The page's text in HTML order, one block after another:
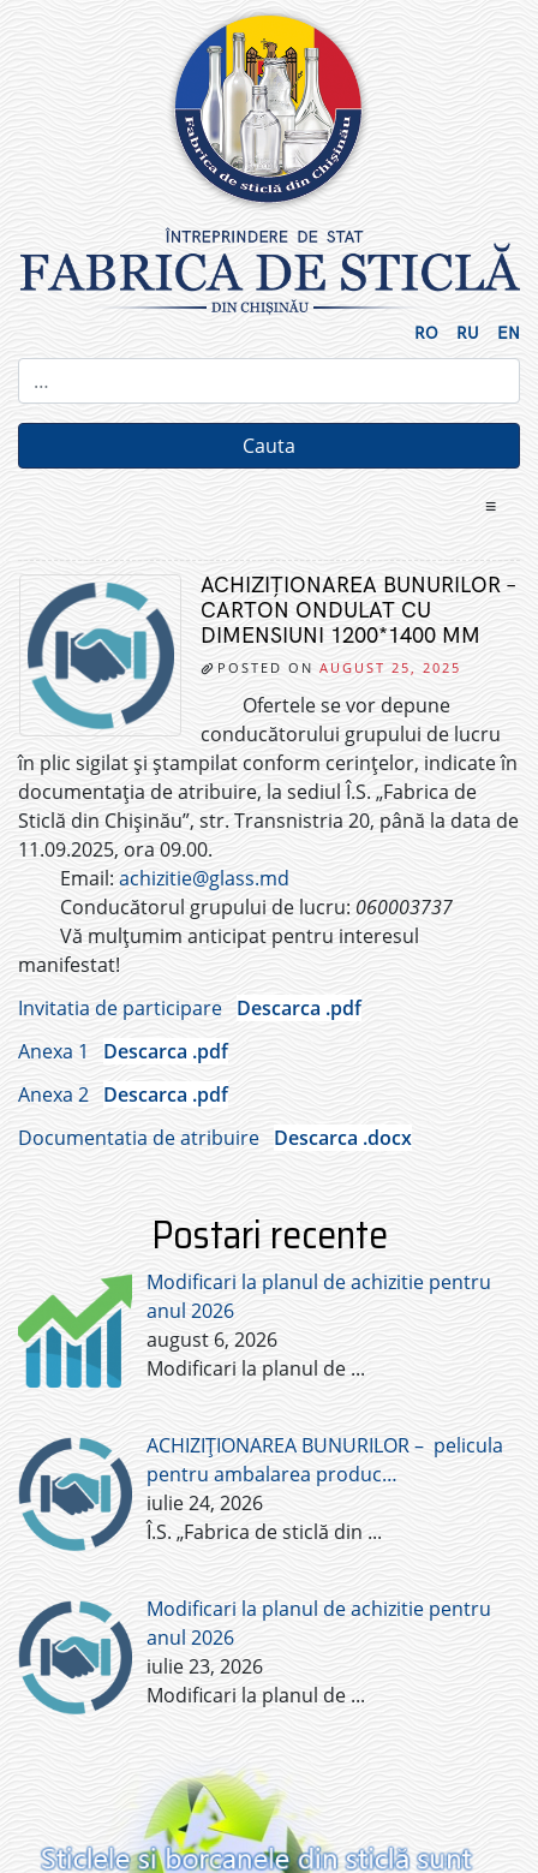
RO RU EN
≡
ACHIZIȚIONAREA BUNURILOR –
CARTON ONDULAT CU
DIMENSIUNI 1200*1400 MM
POSTED ON AUGUST 25, 2025
Ofertele se vor depune
conducătorului grupului de lucru
în plic sigilat și ștampilat conform cerințelor, indicate în
documentația de atribuire, la sediul Î.S. „Fabrica de
Sticlă din Chișinău”, str. Transnistria 20, până la data de
11.09.2025, ora 09.00.
Email:achizitie@glass.md
Conducătorul grupului de lucru: 060003737
Vă mulțumim anticipat pentru interesul
manifestat!
Invitatia de participare Descarca .pdf
Anexa 1
Descarca .pdf
Anexa 2 Descarca .pdf
Documentatia de atribuire Descarca .docx
Postari recente
Modificari la planul de achizitie pentru
anul 2026
august 6, 2026
Modificari la planul de ...
ACHIZIȚIONAREA BUNURILOR – pelicula
pentru ambalarea produc…
iulie 24, 2026
Î.S. „Fabrica de sticlă din ...
Modificari la planul de achizitie pentru
anul 2026
iulie 23, 2026
Modificari la planul de ...